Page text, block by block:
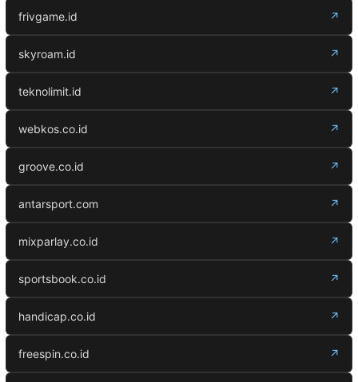
frivgame.id ↗
skyroam.id ↗
teknolimit.id ↗
webkos.co.id ↗
groove.co.id ↗
antarsport.com ↗
mixparlay.co.id ↗
sportsbook.co.id ↗
handicap.co.id ↗
freespin.co.id ↗